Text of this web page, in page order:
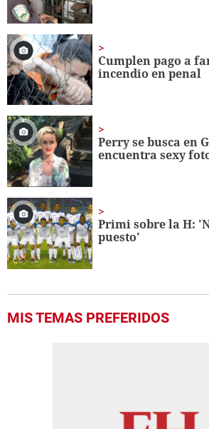
Cumplen pago a
incendio en penal
Perry se busca en
encuentra sexy
Primi sobre la H:
puesto'
MIS TEMAS PREFERIDOS